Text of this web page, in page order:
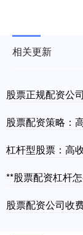
相关更新
股票正规配资公
股票配资策略：
杠杆型股票：高
**股票配资杠杆
股票配资公司收